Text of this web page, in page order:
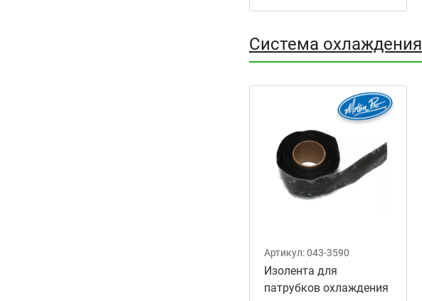
Система охлаждения
Артикул:043-3590
Изолента для
патрубков охлаждения